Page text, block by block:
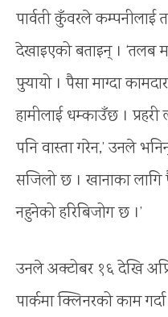
पार्वती कुँवरले कम्पनीलाई
देखाइएको बताइन् । ‘तलब
पुर्‍यायो । पैसा माग्दा
हामीलाई धम्काउँछ ।
पनि वास्ता गरेन,’ उनले
सजिलो छ । खानाका
नहुनेको हरिबिजोग छ ।’
उनले अक्टोबर १६ देखि
पार्कमा क्लिनरको काम